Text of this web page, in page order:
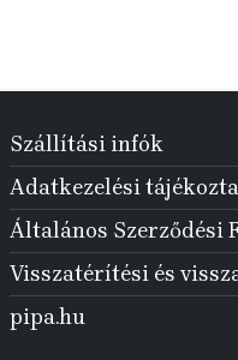
Szállítási infók
Adatkezelési
Általános Szerződési
Visszatérítési és
pipa.hu